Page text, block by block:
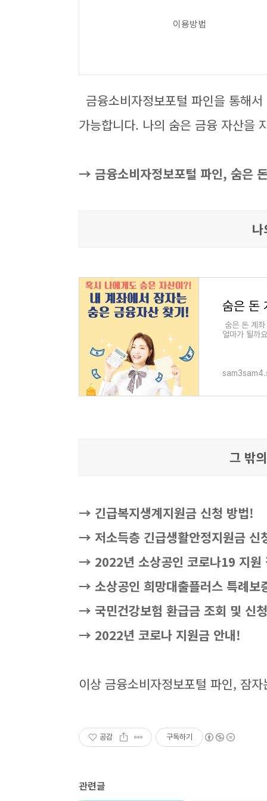
이용방법
금융소비자정보포털 파인을 통해
가능합니다. 나의 숨은 금융 자산을
→ 금융소비자정보포털 파인, 숨은
숨은 돈
숨은 돈 계
얼마가 될까
그 밖
→ 긴급복지생계지원금 신청 방법!
→ 저소득층 긴급생활안정지원금 신
→ 2022년 소상공인 코로나19 지원
→ 소상공인 희망대출플러스 특례보
→ 국민건강보험 환급금 조회 및 신
→ 2022년 코로나 지원금 안내!
이상 금융소비자정보포털 파인, 잠
공감 구독하기
관련글